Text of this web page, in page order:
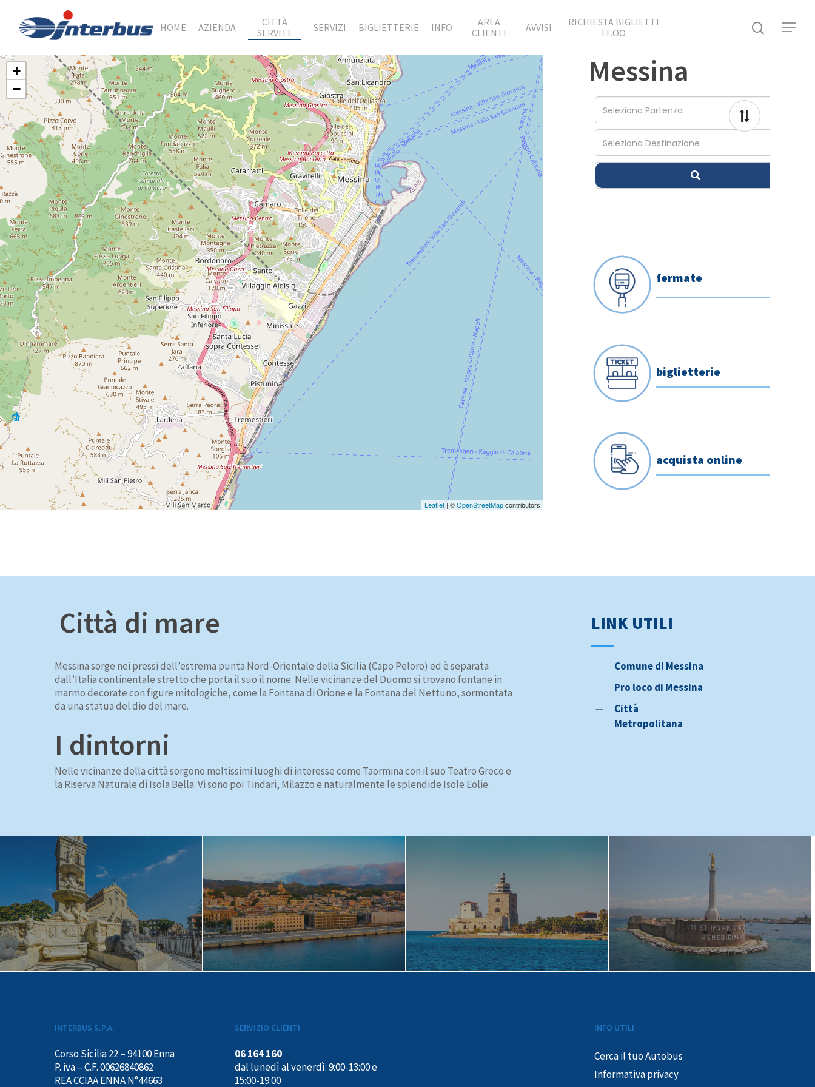
Hit enter to search or ESC to close
HOME AZIENDA
CITTÀ
SERVITE
SERVIZI BIGLIETTERIE INFO
AREA
CLIENTI
AVVISI
RICHIESTA BIGLIETTI
FF.OO
+
−
Leaflet| ©OpenStreetMapcontributors
Messina
fermate
biglietterie
acquista online
Città di mare
Messina sorge nei pressi dell’estrema punta Nord-Orientale della Sicilia (Capo Peloro) ed è separata
dall’Italia continentale stretto che porta il suo il nome. Nelle vicinanze del Duomo si trovano fontane in
marmo decorate con figure mitologiche, come la Fontana di Orione e la Fontana del Nettuno, sormontata
da una statua del dio del mare.
I dintorni
Nelle vicinanze della città sorgono moltissimi luoghi di interesse come Taormina con il suo Teatro Greco e
la Riserva Naturale di Isola Bella. Vi sono poi Tindari, Milazzo e naturalmente le splendide Isole Eolie.
LINK UTILI
Comune di Messina
Pro loco di Messina
Città
Metropolitana
INTERBUS S.P.A.
Corso Sicilia 22 – 94100 Enna
P. iva – C.F. 00626840862
REA CCIAA ENNA N°44663
SERVIZIO CLIENTI
06 164 160
dal lunedì al venerdì: 9:00-13:00 e
15:00-19:00
INFO UTILI
Cerca il tuo Autobus
Informativa privacy
Mobilità ridotta
In caso di sciopero
Segnalazioni – Whistleblowing